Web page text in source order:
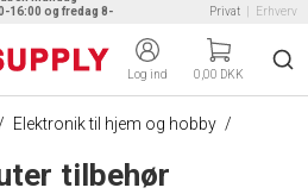
16:00 og fredag 8-
Privat Erhverv
Log ind 0,00 DKK
/ Elektronik til hjem og hobby /
tilbehør